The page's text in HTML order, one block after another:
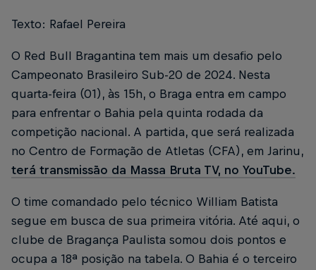
Texto: Rafael Pereira
O Red Bull Bragantina tem mais um desafio pelo
Campeonato Brasileiro Sub-20 de 2024. Nesta
quarta-feira (01), às 15h, o Braga entra em campo
para enfrentar o Bahia pela quinta rodada da
competição nacional. A partida, que será realizada
no Centro de Formação de Atletas (CFA), em Jarinu,
terá transmissão da Massa Bruta TV, no YouTube.
O time comandado pelo técnico William Batista
segue em busca de sua primeira vitória. Até aqui, o
clube de Bragança Paulista somou dois pontos e
ocupa a 18ª posição na tabela. O Bahia é o terceiro